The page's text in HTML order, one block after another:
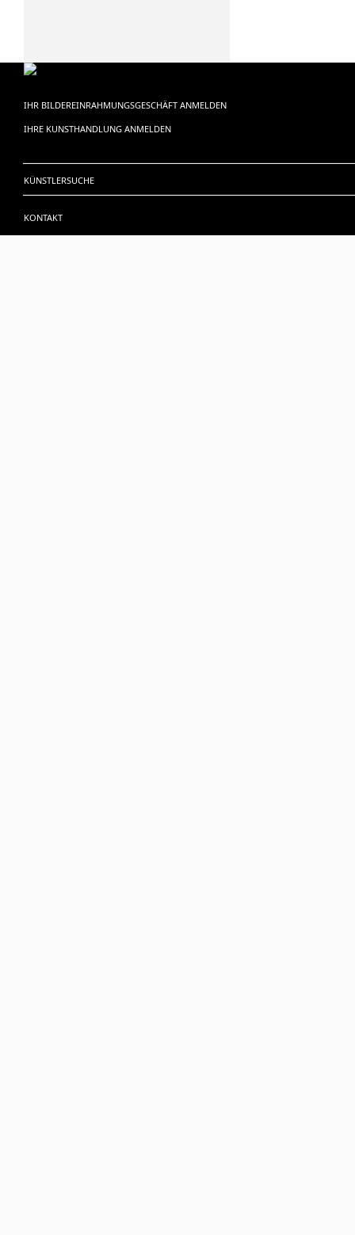
IHR BILDEREINRAHMUNGSGESCHÄFT ANMELDEN
IHRE KUNSTHANDLUNG ANMELDEN
KÜNSTLERSUCHE
KONTAKT